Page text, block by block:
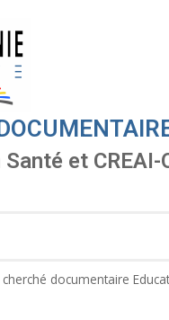
et CREAI-
documentaire